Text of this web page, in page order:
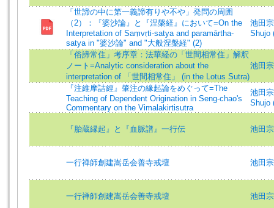
「世諦の中に第一義諦有りや不や」発問の周囲
（2）：『婆沙論』と『涅槃経』において=On the
Interpretation of Saṃvṛti-satya and paramārtha-
satya in "婆沙論" and "大般涅槃経" (2)
池田
Shujo
「俗諦常住」考序章：法華経の「世間相常住」解釈
ノート=Analytic consideration about the
interpretation of 「世間相常住」 (in the Lotus Sutra)
池田
『注維摩詰經』肇注の緣起論をめぐって=The
Teaching of Dependent Origination in Seng-chao's
Commentary on the Vimalakirtisutra
池田
Shujo
『胎蔵縁起』と『血脈譜』一行伝 池田
一行禅師創建嵩岳会善寺戒壇 池田
一行禅師創建嵩岳会善寺戒壇 池田